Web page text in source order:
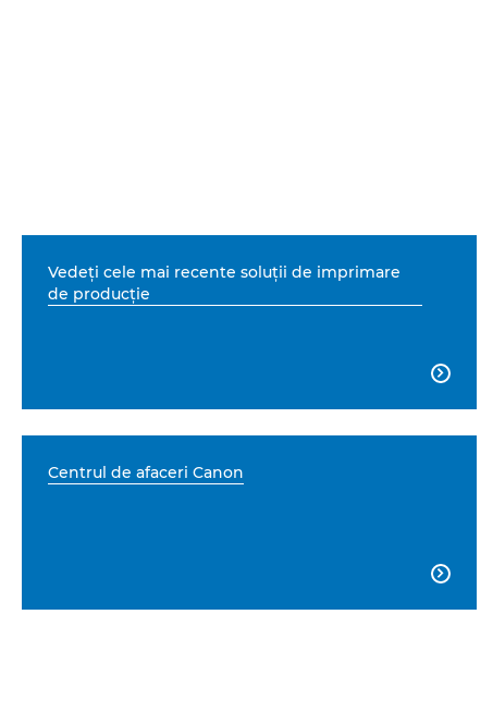
Vedeţi cele mai recente soluţii de imprimare
de producţie

Centrul de afaceri Canon
